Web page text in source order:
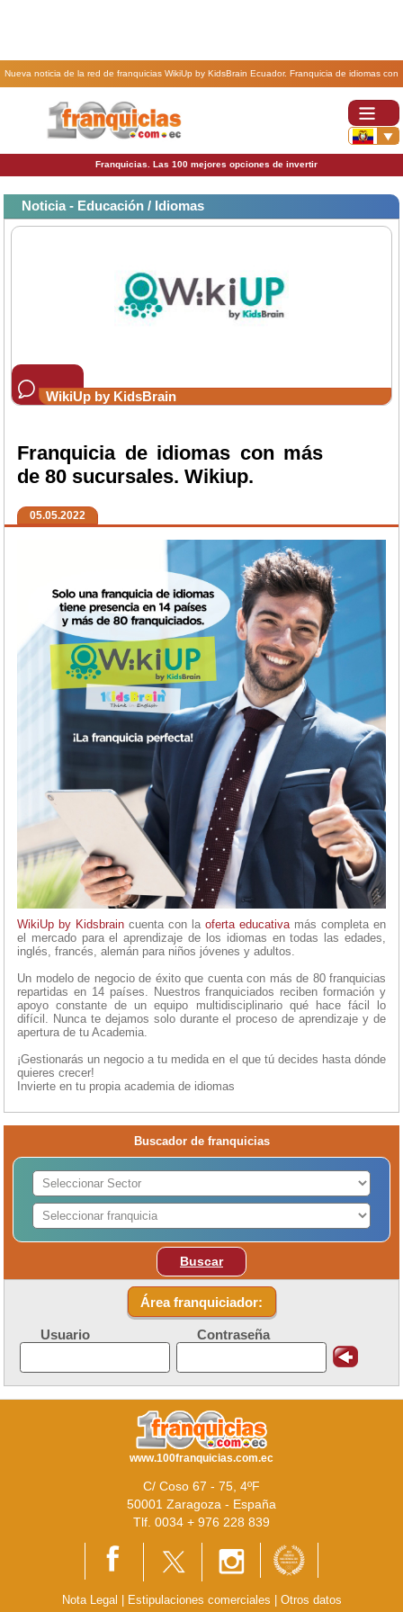
Nueva noticia de la red de franquicias WikiUp by KidsBrain Ecuador. Franquicia de idiomas con
Franquicias. Las 100 mejores opciones de invertir
Noticia - Educación / Idiomas
WikiUp by KidsBrain
Franquicia de idiomas con más
de 80 sucursales. Wikiup.
05.05.2022
WikiUp by Kidsbrain cuenta con la oferta educativa más completa en
el mercado para el aprendizaje de los idiomas en todas las edades,
inglés, francés, alemán para niños jóvenes y adultos.
Un modelo de negocio de éxito que cuenta con más de 80 franquicias
repartidas en 14 países. Nuestros franquiciados reciben formación y
apoyo constante de un equipo multidisciplinario qué hace fácil lo
difícil. Nunca te dejamos solo durante el proceso de aprendizaje y de
apertura de tu Academia.
¡Gestionarás un negocio a tu medida en el que tú decides hasta dónde
quieres crecer!
Invierte en tu propia academia de idiomas
Buscador de franquicias
Buscar
Área franquiciador:
Usuario Contraseña
www.100franquicias.com.ec
C/ Coso 67 - 75, 4ºF
50001 Zaragoza - España
Tlf. 0034 + 976 228 839
Nota Legal | Estipulaciones comerciales | Otros datos